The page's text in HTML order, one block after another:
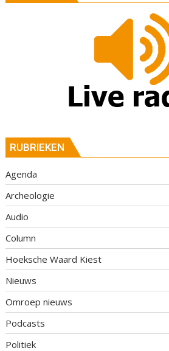
RUBRIEKEN
Agenda
Archeologie
Audio
Column
Hoeksche Waard Kiest
Nieuws
Omroep nieuws
Podcasts
Politiek